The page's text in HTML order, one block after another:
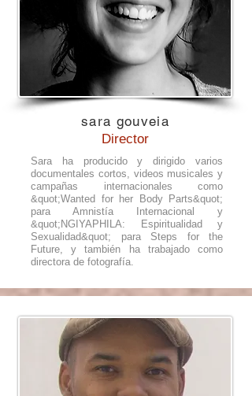
sara gouveia
Director
Sara ha producido y dirigido varios
documentales cortos, videos musicales y
campañas internacionales como
&quot;Wanted for her Body Parts&quot;
para Amnistía Internacional y
&quot;NGIYAPHILA: Espiritualidad y
Sexualidad&quot; para Steps for the
Future, y también ha trabajado como
directora de fotografía.